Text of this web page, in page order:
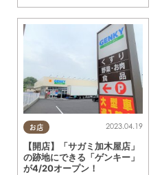
お店 2023.04.19
【開店】「サガミ加木屋店」
の跡地にできる「ゲンキー」
が4/20オープン！